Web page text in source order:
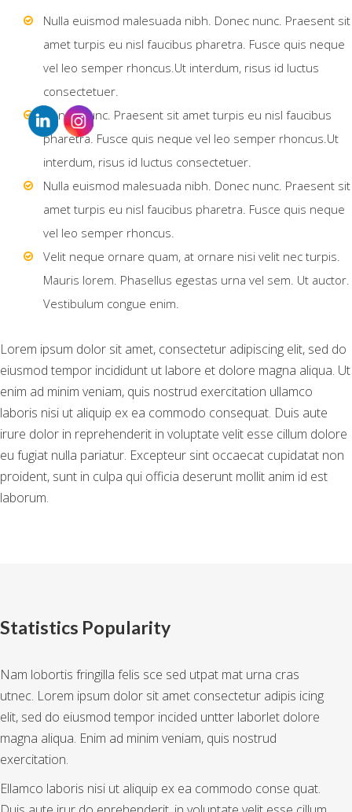
Nulla euismod malesuada nibh. Donec nunc. Praesent sit
amet turpis eu nisl faucibus pharetra. Fusce quis neque
vel leo semper rhoncus.Ut interdum, risus id luctus
consectetuer.
Donec nunc. Praesent sit amet turpis eu nisl faucibus
pharetra. Fusce quis neque vel leo semper rhoncus.Ut
interdum, risus id luctus consectetuer.
Nulla euismod malesuada nibh. Donec nunc. Praesent sit
amet turpis eu nisl faucibus pharetra. Fusce quis neque
vel leo semper rhoncus.
Velit neque ornare quam, at ornare nisi velit nec turpis.
Mauris lorem. Phasellus egestas urna vel sem. Ut auctor.
Vestibulum congue enim.
Lorem ipsum dolor sit amet, consectetur adipiscing elit, sed do
eiusmod tempor incididunt ut labore et dolore magna aliqua. Ut
enim ad minim veniam, quis nostrud exercitation ullamco
laboris nisi ut aliquip ex ea commodo consequat. Duis aute
irure dolor in reprehenderit in voluptate velit esse cillum dolore
eu fugiat nulla pariatur. Excepteur sint occaecat cupidatat non
proident, sunt in culpa qui officia deserunt mollit anim id est
laborum.
Statistics Popularity
Nam lobortis fringilla felis sce sed utpat mat urna cras
utnec. Lorem ipsum dolor sit amet consectetur adipis icing
elit, sed do eiusmod tempor incided untter laborlet dolore
magna aliqua. Enim ad minim veniam, quis nostrud
exercitation.
Ellamco laboris nisi ut aliquip ex ea commodo conse quat.